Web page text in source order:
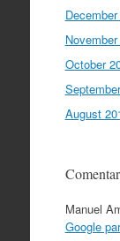
October
August
Manuel
Google